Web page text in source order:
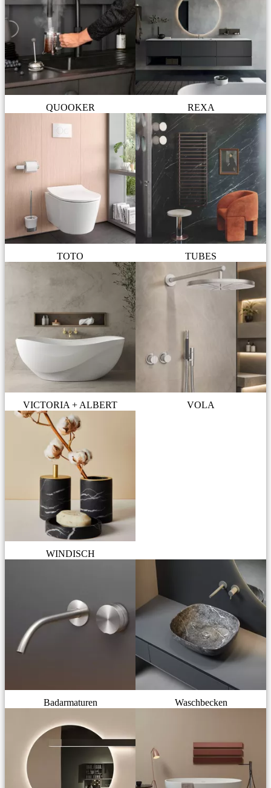
QUOOKER REXA
TOTO TUBES
VICTORIA + ALBERT VOLA
WINDISCH
Badarmaturen Waschbecken